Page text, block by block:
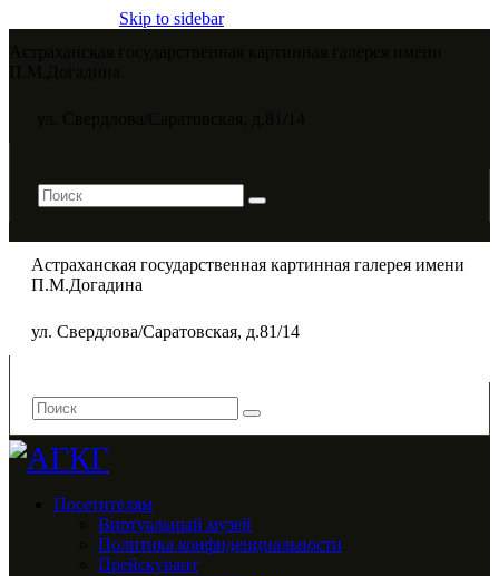
Skip to sidebar
Астраханская государственная картинная галерея имени
П.М.Догадина​
ул. Свердлова/Саратовская, д.81/14
Посетителям
Виртуальный музей
Политика конфиденциальности
Прейскурант